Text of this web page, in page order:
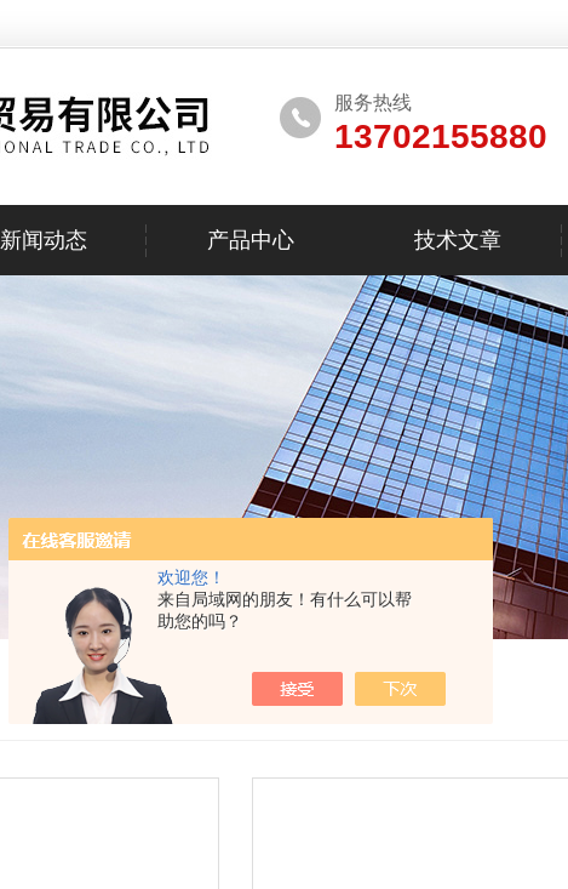
欢迎您！
来自局域网的朋友！有什么可以帮
助您的吗？
服务热线
13702155880
新闻动态 产品中心 技术文章